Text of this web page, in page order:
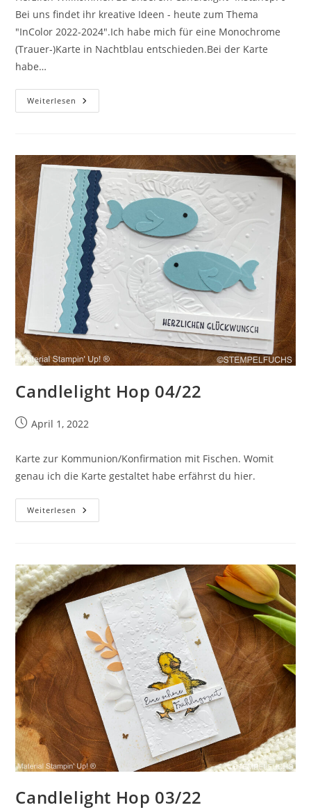
Bei uns findet ihr kreative Ideen - heute zum Thema
"InColor 2022-2024".Ich habe mich für eine Monochrome
(Trauer-)Karte in Nachtblau entschieden.Bei der Karte
habe…
Weiterlesen Candlelight
Hop
Candlelight Hop 04/22
BeitragApril 1, 2022
Karte zur Kommunion/Konfirmation mit Fischen. Womit
genau ich die Karte gestaltet habe erfährst du hier.
Weiterlesen Candlelight
Hop
Candlelight Hop 03/22